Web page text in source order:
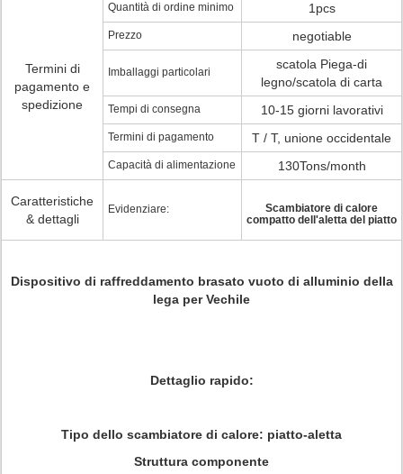
Termini di
pagamento e
spedizione
Quantità di ordine minimo 1pcs
Prezzo negotiable
Imballaggi particolari
scatola Piega-di
legno/scatola di carta
Tempi di consegna 10-15 giorni lavorativi
Termini di pagamento T / T, unione occidentale
Capacità di alimentazione 130Tons/month
Caratteristiche
& dettagli
Evidenziare:
Scambiatore di calore
compatto dell'aletta del piatto
Dispositivo di raffreddamento brasato vuoto di alluminio della
lega per Vechile
Dettaglio rapido:
Tipo dello scambiatore di calore: piatto-aletta
Struttura componente